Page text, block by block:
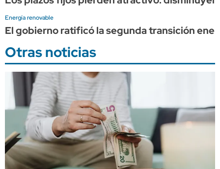
Energía renovable
El gobierno ratificó la segunda transición
Otras noticias